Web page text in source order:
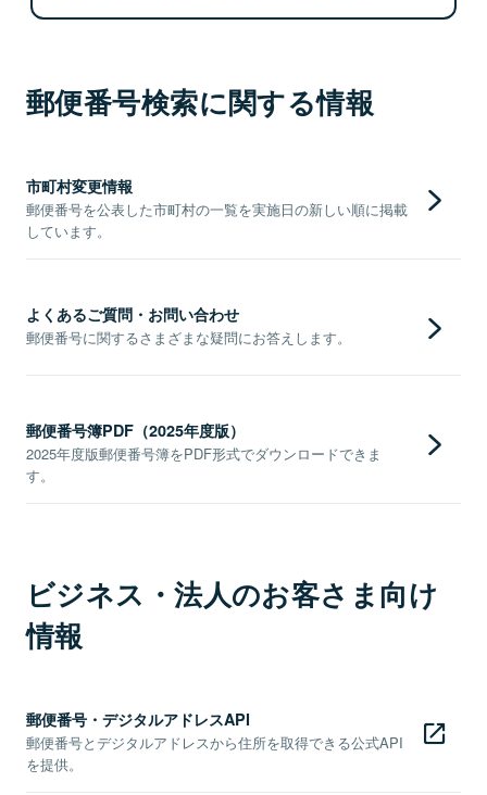
郵便番号検索に関する情報
市町村変更情報
郵便番号を公表した市町村の一覧を実施日の新しい順に掲載
しています。
よくあるご質問・お問い合わせ
郵便番号に関するさまざまな疑問にお答えします。
郵便番号簿PDF（2025年度版）
2025年度版郵便番号簿をPDF形式でダウンロードできま
す。
ビジネス・法人のお客さま向け
情報
郵便番号・デジタルアドレスAPI
郵便番号とデジタルアドレスから住所を取得できる公式API
を提供。